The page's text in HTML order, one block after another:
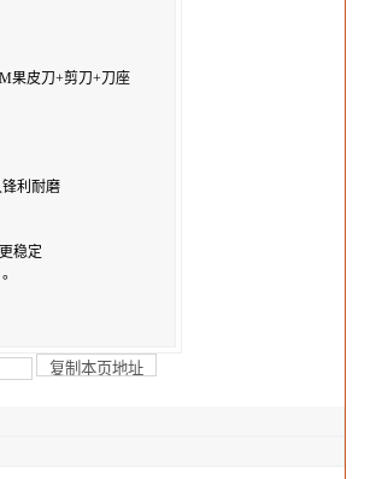
果皮刀+剪刀+刀座
利耐磨
稳定